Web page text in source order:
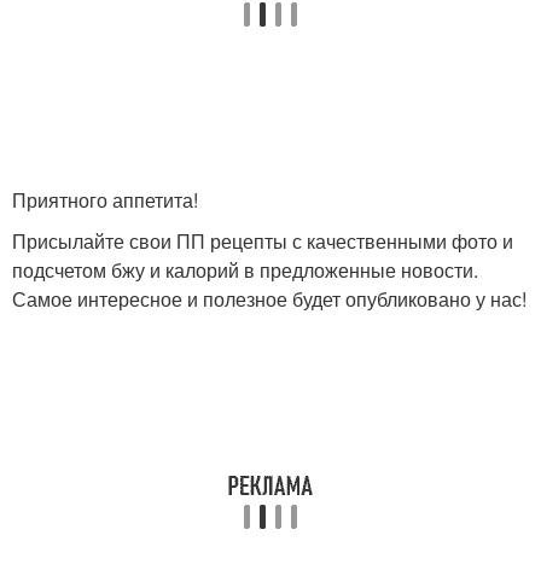
Приятного аппетита!
Присылайте свои ПП рецепты с качественными фото и
подсчетом бжу и калорий в предложенные новости.
Самое интересное и полезное будет опубликовано у нас!